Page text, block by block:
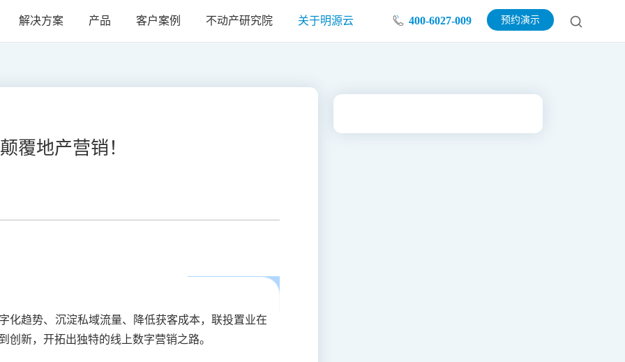
解决方案 产品 客户案例 不动产研究院 关于明源云 400-6027-009 预约演示
覆地产营销！
化趋势、沉淀私域流量、降低获客成本，联投置业在
创新，开拓出独特的线上数字营销之路。